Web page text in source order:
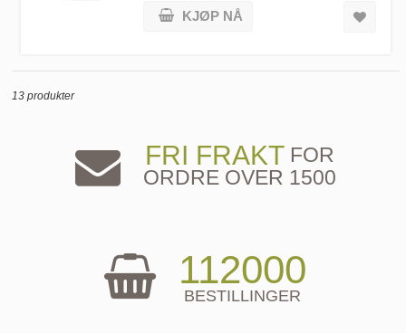
KJØP NÅ
13 produkter
FRI FRAKTFOR
ORDRE OVER 1500
112000
BESTILLINGER